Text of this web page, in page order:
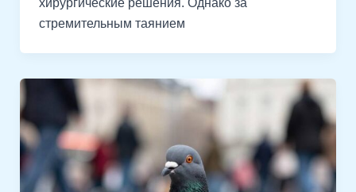
стремительным таянием